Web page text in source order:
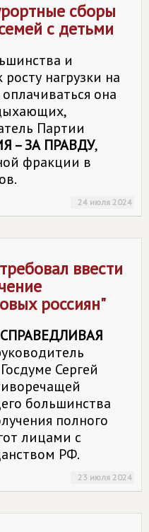
сборы
с детьми
и
нагрузки на
она
Партии
– ЗА ПРАВДУ,
фракции в
24 июля 2024
ввести
россиян"
СПРАВЕДЛИВАЯ
Сергей
большинства
полного
лицами с
РФ.
23 июля 2024